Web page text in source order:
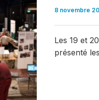
8 novembre
Les 19 et
présenté